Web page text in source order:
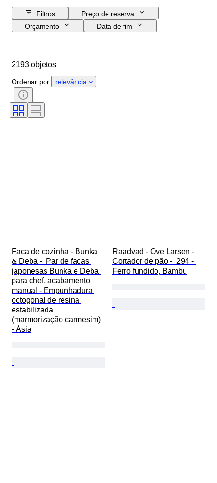
Filtros
Preço de reserva
Orçamento
Data de fim
Estado
Assinatura
Cor
Era
Tipo de faca de cozinha
Decoração
Original/Réplica
2193 objetos
Ordenar por relevância
Faca de cozinha - Bunka
& Deba -  Par de facas
japonesas Bunka e Deba
para chef, acabamento
manual - Empunhadura
octogonal de resina
estabilizada
(marmorização carmesim)
- Ásia
Raadvad - Ove Larsen -
Cortador de pão -  294 -
Ferro fundido, Bambu